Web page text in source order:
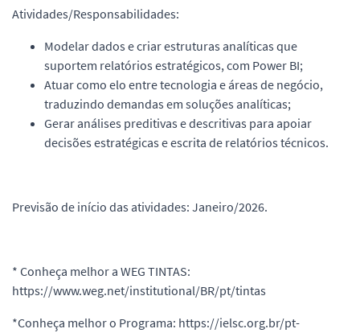
Atividades/Responsabilidades:
Modelar dados e criar estruturas analíticas que
suportem relatórios estratégicos, com Power BI;
Atuar como elo entre tecnologia e áreas de negócio,
traduzindo demandas em soluções analíticas;
Gerar análises preditivas e descritivas para apoiar
decisões estratégicas e escrita de relatórios técnicos.
Previsão de início das atividades: Janeiro/2026.
* Conheça melhor a WEG TINTAS:
https://www.weg.net/institutional/BR/pt/tintas
*Conheça melhor o Programa: https://ielsc.org.br/pt-